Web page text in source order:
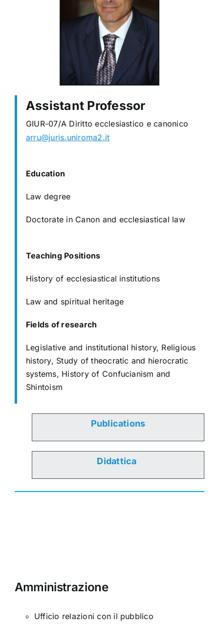
Assistant Professor
GIUR-07/A Diritto ecclesiastico e canonico
arru@juris.uniroma2.it
Education
Law degree
Doctorate in Canon and ecclesiastical law
Teaching Positions
History of ecclesiastical institutions
Law and spiritual heritage
Fields of research
Legislative and institutional history, Religious
history, Study of theocratic and hierocratic
systems, History of Confucianism and
Shintoism
Publications
Didattica
Amministrazione
Ufficio relazioni con il pubblico